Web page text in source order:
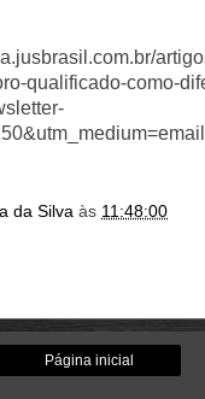
qualificado-como-
da Silva às 11:48:00
Página inicial